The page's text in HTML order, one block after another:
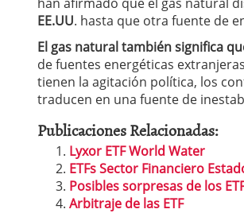
EE.UU. hasta que otra fuente de
El gas natural también significa
de fuentes energéticas
tienen la agitación política, los
traducen en una fuente de
Publicaciones Relacionadas:
Lyxor ETF World Water
ETFs Sector Financiero
Posibles sorpresas de los
Arbitraje de las ETF